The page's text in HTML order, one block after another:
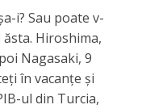
i? Sau poate v-
Hiroshima,
Nagasaki, 9
în vacanțe și
ul din Turcia,